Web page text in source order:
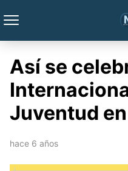
Así se
Juventud
hace 6 años